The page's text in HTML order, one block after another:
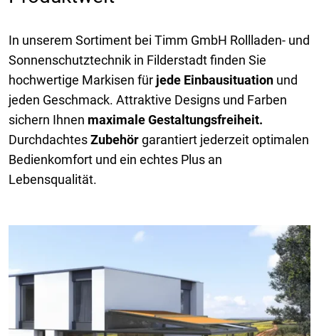
In unserem Sortiment bei Timm GmbH Rollladen- und
Sonnenschutztechnik in Filderstadt finden Sie
hochwertige Markisen für jede Einbausituation und
jeden Geschmack. Attraktive Designs und Farben
sichern Ihnen maximale Gestaltungsfreiheit.
DurchdachtesZubehörgarantiert jederzeit optimalen
Bedienkomfort und ein echtes Plus an
Lebensqualität.